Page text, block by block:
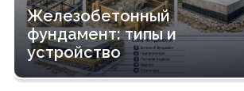
Железобетонный
фундамент: типы и
устройство